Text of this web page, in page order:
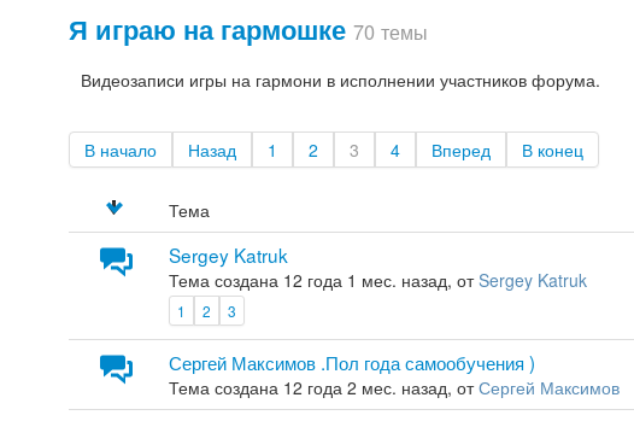
Я играю на гармошке 70 темы
Видеозаписи игры на гармони в исполнении участников форума.
В начало Назад 1 2 3 4 Вперед В конец
Тема
Sergey Katruk
Тема создана 12 года 1 мес. назад, отSergey Katruk
1 2 3
Сергей Максимов .Пол года самообучения )
Тема создана 12 года 2 мес. назад, отСергей Максимов